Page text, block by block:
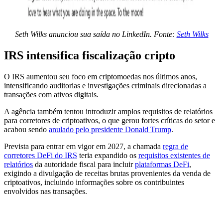
Seth Wilks anunciou sua saída no LinkedIn. Fonte: Seth Wilks
IRS intensifica fiscalização cripto
O IRS aumentou seu foco em criptomoedas nos últimos anos,
intensificando auditorias e investigações criminais direcionadas a
transações com ativos digitais.
A agência também tentou introduzir amplos requisitos de relatórios
para corretores de criptoativos, o que gerou fortes críticas do setor e
acabou sendo anulado pelo presidente Donald Trump.
Prevista para entrar em vigor em 2027, a chamada regra de
corretores DeFi do IRS teria expandido os requisitos existentes de
relatórios da autoridade fiscal para incluirplataformas DeFi,
exigindo a divulgação de receitas brutas provenientes da venda de
criptoativos, incluindo informações sobre os contribuintes
envolvidos nas transações.